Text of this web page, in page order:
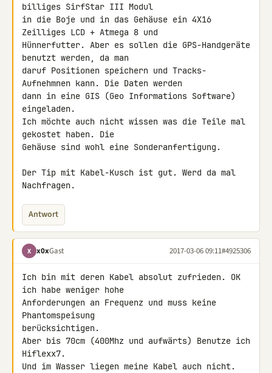
billiges SirfStar III Modul
in die Boje und in das Gehäuse ein 4X16
Zeilliges LCD + Atmega 8 und
Hünnerfutter. Aber es sollen die GPS-Handgeräte
benutzt werden, da man
daruf Positionen speichern und Tracks-
Aufnehmnen kann. Die Daten werden
dann in eine GIS (Geo Informations Software)
eingeladen.
Ich möchte auch nicht wissen was die Teile mal
gekostet haben. Die
Gehäuse sind wohl eine Sonderanfertigung.
Der Tip mit Kabel-Kusch ist gut. Werd da mal
Nachfragen.
Antwort
X x0xGast 2017-03-06 09:11#4925306
Ich bin mit deren Kabel absolut zufrieden. OK
ich habe weniger hohe
Anforderungen an Frequenz und muss keine
Phantomspeisung
berücksichtigen.
Aber bis 70cm (400Mhz und aufwärts) Benutze ich
Hiflexx7.
Und im Wasser liegen meine Kabel auch nicht.